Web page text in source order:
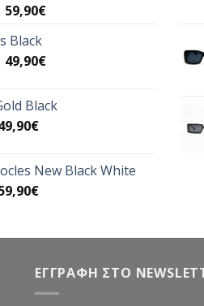
Original
was:
109,90€.
59,90€Η
είναι:
Black
Original
100,00€.
49,90€Η
είναι:
Black
€Η
είναι:
49,90€.
New Black White
€Η
είναι:
ΕΓΓΡΑΦΗ ΣΤΟ